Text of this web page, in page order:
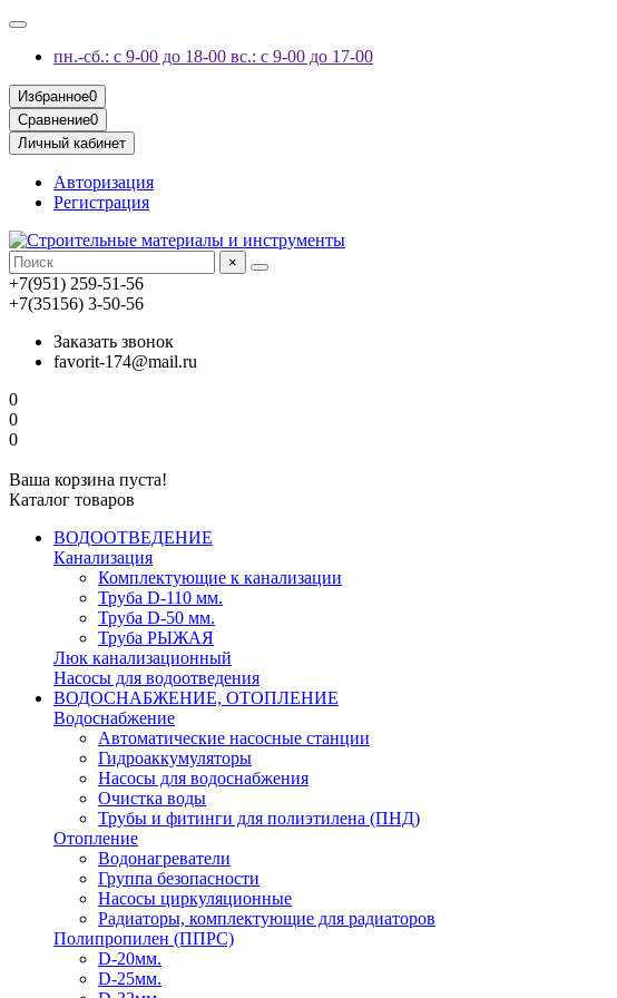
пн.-сб.: с 9-00 до 18-00 вс.: с 9-00 до 17-00
Избранное0
Сравнение0
Личный кабинет
Авторизация
Регистрация
×
+7(951) 259-51-56
+7(35156) 3-50-56
Заказать звонок
favorit-174@mail.ru
0
0
0
Ваша корзина пуста!
Каталог товаров
ВОДООТВЕДЕНИЕ
Канализация
Комплектующие к канализации
Труба D-110 мм.
Труба D-50 мм.
Труба РЫЖАЯ
Люк канализационный
Насосы для водоотведения
ВОДОСНАБЖЕНИЕ, ОТОПЛЕНИЕ
Водоснабжение
Автоматичеcкие насосные станции
Гидроаккумуляторы
Насосы для водоснабжения
Очистка воды
Трубы и фитинги для полиэтилена (ПНД)
Отопление
Водонагреватели
Группа безопасности
Насосы циркуляционные
Радиаторы, комплектующие для радиаторов
Полипропилен (ППРС)
D-20мм.
D-25мм.